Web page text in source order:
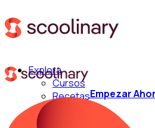
Explora
Cursos
RecetasEmpezar